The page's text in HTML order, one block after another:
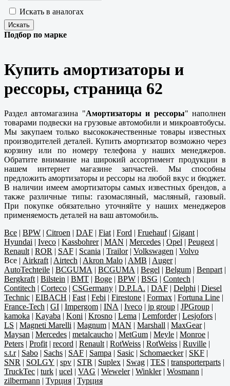
Искать в аналогах
Подбор по марке
Купить амортизаторы и
рессоры, страница 62
Раздел автомагазина "Амортизаторы и рессоры" наполнен
товарами подвески на грузовые автомобили и микроавтобусы.
Мы закупаем только высококачественные товары известных
производителей деталей. Купить амортизатор возможно через
корзину или по номеру телефона у наших менеджеров.
Обратите внимание на широкий ассортимент продукции в
нашем интернет магазине запчастей. Мы способны
предложить амортизаторы и рессоры на любой вкус и бюджет.
В наличии имеем амортизаторы самых известных брендов, а
также различные типы: газомасляный, масляный, газовый.
При покупке обязательно уточняйте у наших менеджеров
применяемость деталей на ваш автомобиль.
Все | BPW | Citroen | DAF | Fiat | Ford | Fruehauf| Gigant |
Hyundai | Iveco | Kassbohrer| MAN | Mercedes | Opel | Peugeot |
Renault | ROR | SAF | Scania | Trailor| Volkswagen | Volvo
Все | Airkraft | Airtech | Akron Malo | AMB | Auger|
AutoTechteile | BCGUMA | BCGUMA | Begel | Belgum | Benpart |
Bergkraft | Bilstein | BMT | Boge | BPW | BSG | Contech |
Contitech | Corteco | CSGermany | D.P.I.A. | DAF | Delphi | Diesel
Technic | EIBACH | Fast | Febi | Firestone | Formax | Fortuna Line |
France-Tech | GI | Impergom | INA | Iveco | jp group | JPGroup |
kamoka | Kayaba | Koni | Krosno | Lema | Lemforder| Lesjofors |
LS | Magneti Marelli | Magnum | MAN | Marshall | MaxGear|
Maysan | Mercedes | metalcaucho | MetGum | Meyle | Monroe |
Peters | Profit | record | Renault | RotWeiss | RotWeiss | Ruville |
s.t.r| Sabo | Sachs | SAF | Sampa | Sasic | Schomaecker| SKF |
SNR | SOLGY | spv | STR | Suplex | Swag | TES | transporterparts |
TruckTec | turk | ucel | VAG | Weweler| Winkler| Wosmann |
zilbermann | Турция | Турция